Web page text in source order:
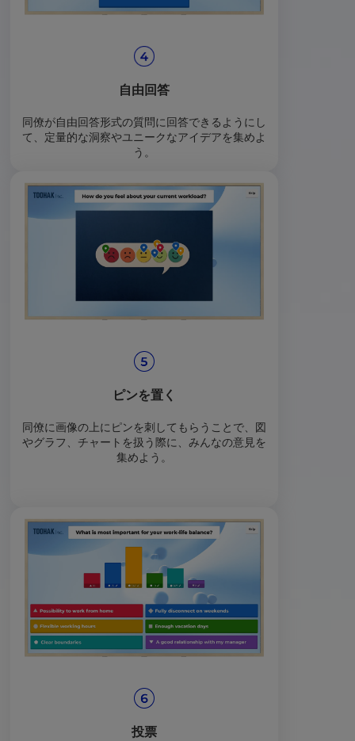
自由回答
同僚が自由回答形式の質問に回答できるようにし
て、定量的な洞察やユニークなアイデアを集めよ
う。
ピンを置く
同僚に画像の上にピンを刺してもらうことで、図
やグラフ、チャートを扱う際に、みんなの意見を
集めよう。
投票